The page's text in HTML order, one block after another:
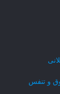
و تنفس